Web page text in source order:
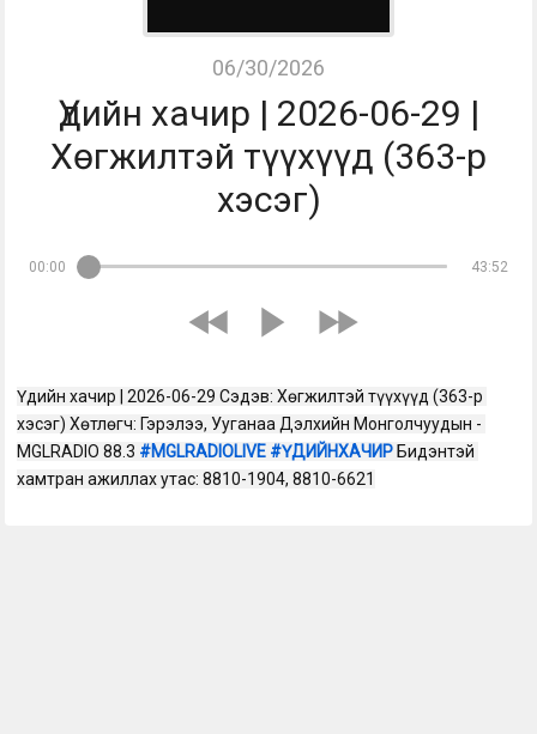
06/30/2026
Үдийн хачир | 2026-06-29 |
Хөгжилтэй түүхүүд (363-р
хэсэг)
00:00 43:52
Үдийн хачир | 2026-06-29 Сэдэв: Хөгжилтэй түүхүүд (363-р
хэсэг) Хөтлөгч: Гэрэлээ, Ууганаа Дэлхийн Монголчуудын -
MGLRADIO 88.3 #MGLRADIOLIVE #ҮДИЙНХАЧИР Бидэнтэй
хамтран ажиллах утас: 8810-1904, 8810-6621